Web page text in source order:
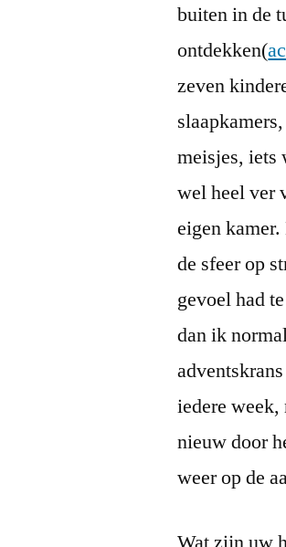
buiten in de
ontdekken(
zeven
meisjes, iets
wel heel ver
eigen
de sfeer op
gevoel had
dan ik
iedere
nieuw door
weer op de